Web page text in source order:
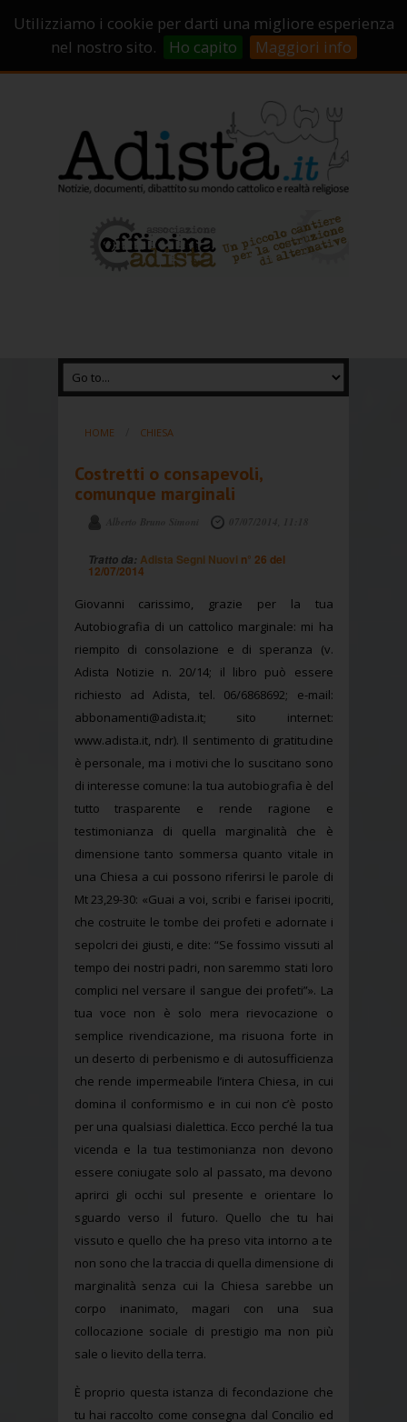
Utilizziamo i cookie per darti una migliore esperienza
nel nostro sito.
Ho capito Maggiori info
Campagne di crowdfunding
Chi Siamo
HOME CHIESA
Costretti o consapevoli,
comunque marginali
Tratto da: Adista Segni Nuovi n° 26 del
12/07/2014
Giovanni carissimo, grazie per la tua
Autobiografia di un cattolico marginale: mi ha
riempito di consolazione e di speranza (v.
Adista Notizie n. 20/14; il libro può essere
richiesto ad Adista, tel. 06/6868692; e-mail:
abbonamenti@adista.it; sito internet:
www.adista.it, ndr). Il sentimento di gratitudine
è personale, ma i motivi che lo suscitano sono
di interesse comune: la tua autobiografia è del
tutto trasparente e rende ragione e
testimonianza di quella marginalità che è
dimensione tanto sommersa quanto vitale in
una Chiesa a cui possono riferirsi le parole di
Mt 23,29-30: «Guai a voi, scribi e farisei ipocriti,
che costruite le tombe dei profeti e adornate i
sepolcri dei giusti, e dite: “Se fossimo vissuti al
tempo dei nostri padri, non saremmo stati loro
complici nel versare il sangue dei profeti”». La
tua voce non è solo mera rievocazione o
semplice rivendicazione, ma risuona forte in
un deserto di perbenismo e di autosufficienza
che rende impermeabile l’intera Chiesa, in cui
domina il conformismo e in cui non c’è posto
per una qualsiasi dialettica. Ecco perché la tua
vicenda e la tua testimonianza non devono
essere coniugate solo al passato, ma devono
aprirci gli occhi sul presente e orientare lo
sguardo verso il futuro. Quello che tu hai
vissuto e quello che ha preso vita intorno a te
non sono che la traccia di quella dimensione di
marginalità senza cui la Chiesa sarebbe un
corpo inanimato, magari con una sua
collocazione sociale di prestigio ma non più
sale o lievito della terra.
È proprio questa istanza di fecondazione che
tu hai raccolto come consegna dal Concilio ed